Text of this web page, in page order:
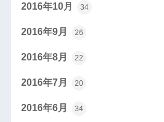
2016年10月 34
2016年9月 26
2016年8月 22
2016年7月 20
2016年6月 34